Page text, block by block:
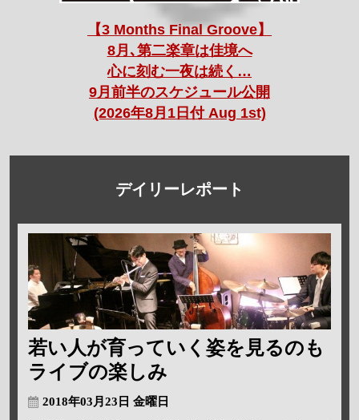
【3 Months Final Groove】
8月､第二楽章は佳境へ
心に刻む一夜は続く…
9月前半のスケジュール公開
(2026年8月1日付 Aug 1st)
デイリーレポート
若い人が育っていく姿を見るのも
ライブの楽しみ
2018年03月23日 金曜日